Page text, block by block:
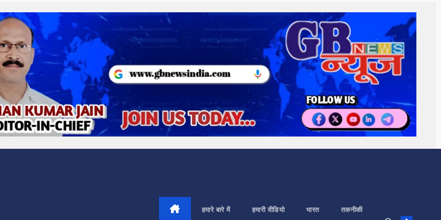
हमारे बारे में हमारी वीडियो भारत तकनीकी